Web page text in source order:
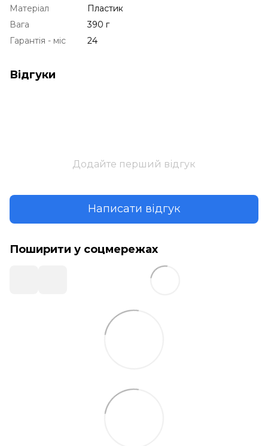
Матеріал
Пластик
Вага
390 г
Гарантія - міс
24
Відгуки
Додайте перший відгук
Написати відгук
Поширити у соцмережах